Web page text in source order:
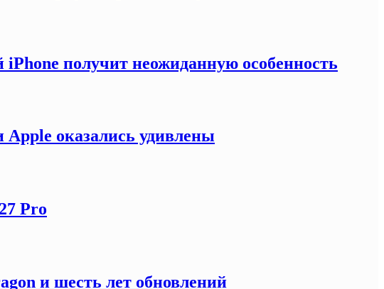
получит неожиданную особенность
оказались удивлены
Pro
и шесть лет обновлений